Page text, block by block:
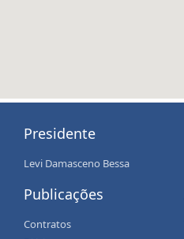
Presidente
Levi Damasceno Bessa
Publicações
Contratos